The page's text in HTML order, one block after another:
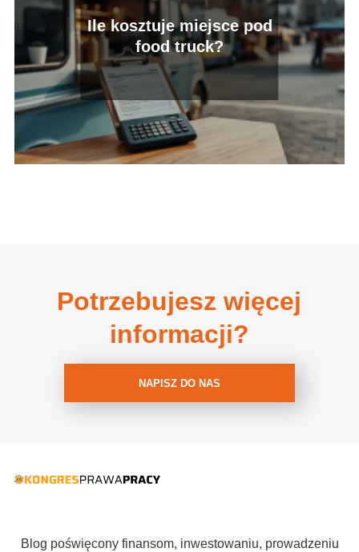
Ile kosztuje miejsce pod
food truck?
Potrzebujesz więcej
informacji?
NAPISZ DO NAS
Blog poświęcony finansom, inwestowaniu, prowadzeniu